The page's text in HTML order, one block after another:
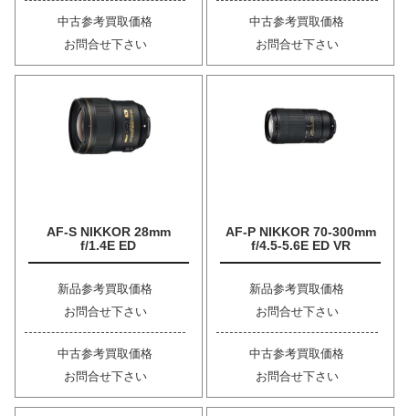
中古参考買取価格
お問合せ下さい
中古参考買取価格
お問合せ下さい
AF-S NIKKOR 28mm
f/1.4E ED
新品参考買取価格
お問合せ下さい
中古参考買取価格
お問合せ下さい
AF-P NIKKOR 70-300mm
f/4.5-5.6E ED VR
新品参考買取価格
お問合せ下さい
中古参考買取価格
お問合せ下さい